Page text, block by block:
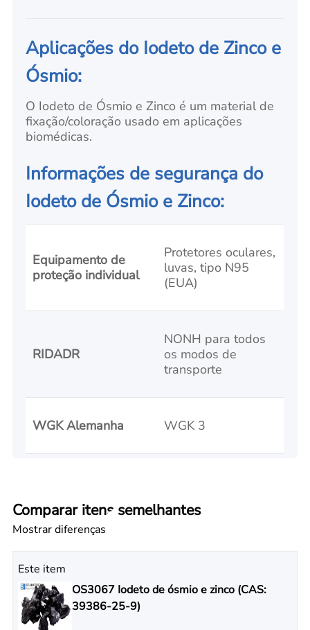
Aplicações do Iodeto de Zinco e
Ósmio:
O Iodeto de Ósmio e Zinco é um material de
fixação/coloração usado em aplicações
biomédicas.
Informações de segurança do
Iodeto de Ósmio e Zinco:
Equipamento de
proteção individual
Protetores oculares,
luvas, tipo N95
(EUA)
RIDADR
NONH para todos
os modos de
transporte
WGK Alemanha WGK 3
Comparar itens semelhantes
Mostrar diferenças
Este item
OS3067 Iodeto de ósmio e zinco (CAS:
39386-25-9)